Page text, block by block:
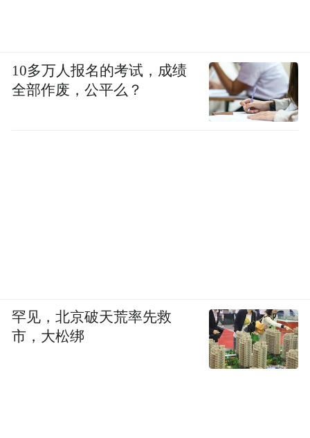
10多万人报名的考试，成绩
全部作废，公平么？
罕见，北京破天荒率先救
市，大松绑